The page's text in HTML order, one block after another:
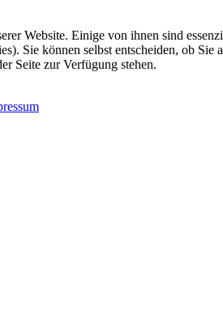
Website. Einige von ihnen sind
Sie können selbst entscheiden, ob
Seite zur Verfügung stehen.